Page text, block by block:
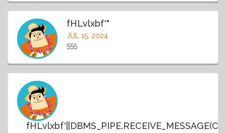
fHLvlxbf'"
JUL 15, 2024
555